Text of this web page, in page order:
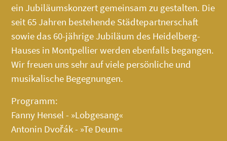
ein Jubiläumskonzert gemeinsam zu gestalten. Die
seit 65 Jahren bestehende Städtepartnerschaft
sowie das 60-jährige Jubiläum des Heidelberg-
Hauses in Montpellier werden ebenfalls begangen.
Wir freuen uns sehr auf viele persönliche und
musikalische Begegnungen.
Programm:
Fanny Hensel - »Lobgesang«
Antonin Dvořák - »Te Deum«